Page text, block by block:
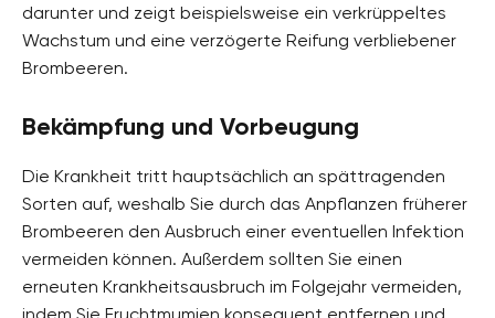
darunter und zeigt beispielsweise ein verkrüppeltes
Wachstum und eine verzögerte Reifung verbliebener
Brombeeren.
Bekämpfung und Vorbeugung
Die Krankheit tritt hauptsächlich an spättragenden
Sorten auf, weshalb Sie durch das Anpflanzen früherer
Brombeeren den Ausbruch einer eventuellen Infektion
vermeiden können. Außerdem sollten Sie einen
erneuten Krankheitsausbruch im Folgejahr vermeiden,